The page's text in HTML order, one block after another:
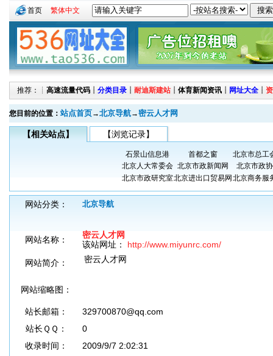
首页 繁体中文
推荐：┊ 高速流量代码 ┊ 分类目录 ┊ 耐迪斯建站 ┊ 体育新闻资讯 ┊ 网址大全 ┊
您目前的位置： 站点首页→北京导航→密云人才网
【相关站点】 【浏览记录】
石景山信息港 首都之窗
北京市总工
北京人大常委会 北京市政新闻网
北京市政协
北京市政研究室北京进出口贸易网 北京商务服
网站分类： 北京导航
网站名称：
密云人才网
该站网址： http://www.miyunrc.com/
网站简介：
密云人才网
网站缩略图：
站长邮箱：
329700870@qq.com
站长ＱＱ：
0
收录时间：
2009/9/7 2:02:31